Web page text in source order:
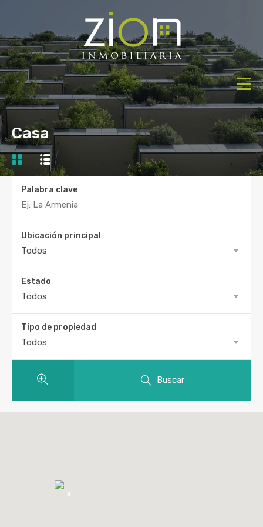
Casa
Palabra clave
Ubicación principal
Todos
Estado
Todos
Tipo de propiedad
Todos
Buscar
9